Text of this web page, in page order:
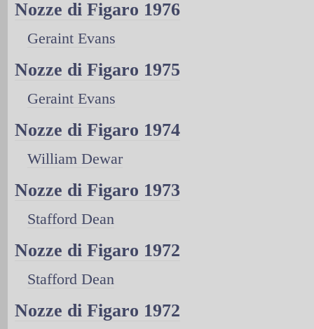
Nozze di Figaro 1976
Geraint Evans
Nozze di Figaro 1975
Geraint Evans
Nozze di Figaro 1974
William Dewar
Nozze di Figaro 1973
Stafford Dean
Nozze di Figaro 1972
Stafford Dean
Nozze di Figaro 1972